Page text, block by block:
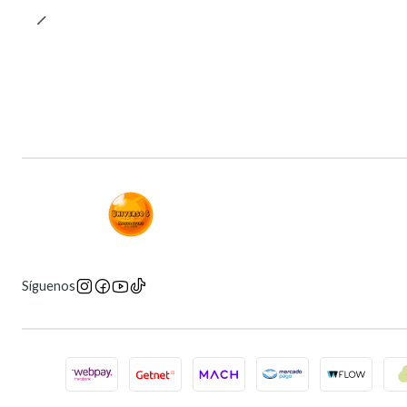
Síguenos